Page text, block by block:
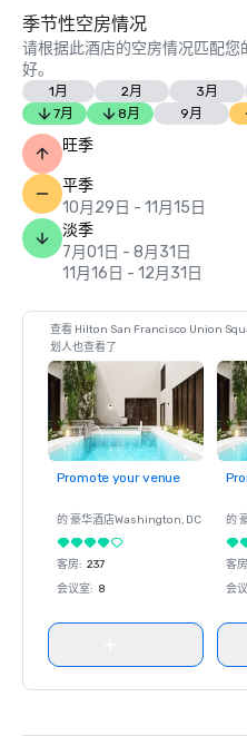
季节性空房情况
请根据此酒店的空房情况匹配
好。
1月 2月 3月
7月
8月 9月
旺季
平季
10月29日 - 11月15日
淡季
7月01日 - 8月31日
11月16日 - 12月31日
查看 Hilton San Francisco Union
划人也查看了
Promote your venue
的 豪华酒店Washington, DC
客房: 237
会议室: 8
的
客房
会